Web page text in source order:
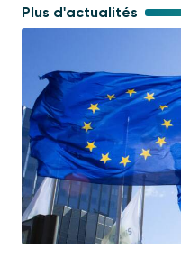
Plus d'actualités